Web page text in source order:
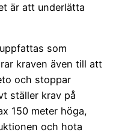
är att underlätta
som
kraven även till att
och stoppar
ställer krav på
150 meter höga,
och hota